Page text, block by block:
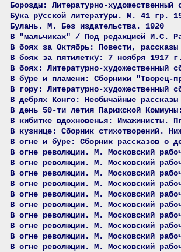
Борозды: Литературно-
Бука русской литературы. М. 41 гр.
Булань. М. Без издательства. 1920
В "мальчиках" / Под редакцией И.С.
В боях за Октябрь: Повести,
В боях за пятилетку: 7 ноября 1917
В боях: Литературно-художественный
В буре и пламени: Сборники "Творец-
В гору: Литературно-художественный
В дебрях Конго: Необычайные
В день 50-ти летия Парижской
В кибитке вдохновенья: Имажинисты.
В кузнице: Сборник стихотворений.
В огне и буре: Сборник рассказов о
В огне революции. М. Московский
В огне революции. М. Московский
В огне революции. М. Московский
В огне революции. М. Московский
В огне революции. М. Московский
В огне революции. М. Московский
В огне революции. М. Московский
В огне революции. М. Московский
В огне революции. М. Московский
В огне революции. М. Московский